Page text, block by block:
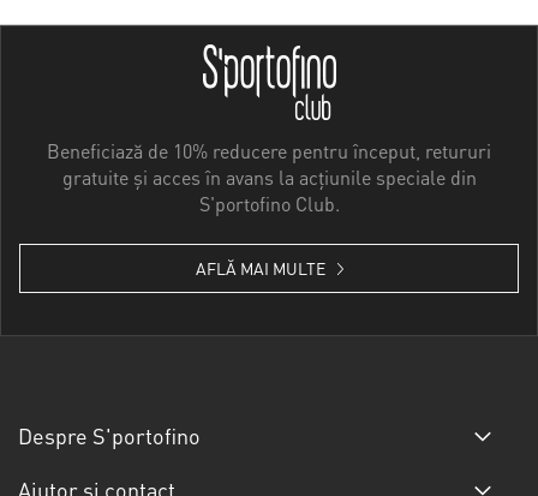
Beneficiază de 10% reducere pentru început, retururi
gratuite și acces în avans la acțiunile speciale din
S'portofino Club.
AFLĂ MAI MULTE
Despre S'portofino
Ajutor și contact